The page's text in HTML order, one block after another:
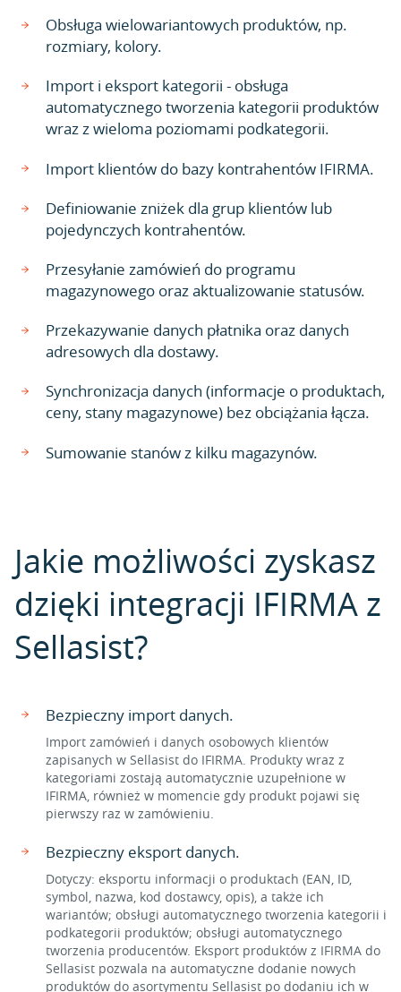
Obsługa wielowariantowych produktów, np.
rozmiary, kolory.
Import i eksport kategorii - obsługa
automatycznego tworzenia kategorii produktów
wraz z wieloma poziomami podkategorii.
Import klientów do bazy kontrahentów IFIRMA.
Definiowanie zniżek dla grup klientów lub
pojedynczych kontrahentów.
Przesyłanie zamówień do programu
magazynowego oraz aktualizowanie statusów.
Przekazywanie danych płatnika oraz danych
adresowych dla dostawy.
Synchronizacja danych (informacje o produktach,
ceny, stany magazynowe) bez obciążania łącza.
Sumowanie stanów z kilku magazynów.
Jakie możliwości zyskasz
dzięki integracji IFIRMA z
Sellasist?
Bezpieczny import danych.
Import zamówień i danych osobowych klientów
zapisanych w Sellasist do IFIRMA. Produkty wraz z
kategoriami zostają automatycznie uzupełnione w
IFIRMA, również w momencie gdy produkt pojawi się
pierwszy raz w zamówieniu.
Bezpieczny eksport danych.
Dotyczy: eksportu informacji o produktach (EAN, ID,
symbol, nazwa, kod dostawcy, opis), a także ich
wariantów; obsługi automatycznego tworzenia kategorii i
podkategorii produktów; obsługi automatycznego
tworzenia producentów. Eksport produktów z IFIRMA do
Sellasist pozwala na automatyczne dodanie nowych
produktów do asortymentu Sellasist po dodaniu ich w